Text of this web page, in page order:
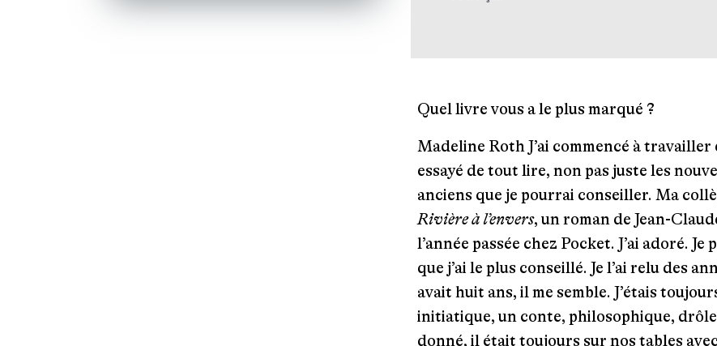
Quel livre vous a le plus marqué ?
Madeline RothJ’ai commencé à
essayé de tout lire, non pas juste les
anciens que je pourrai conseiller. Ma
Rivière à l’envers, un roman de Jean-
l’année passée chez Pocket. J’ai adoré. Je
que j’ai le plus conseillé. Je l’ai relu des
avait huit ans, il me semble. J’étais
initiatique, un conte, philosophique,
donné, il était toujours sur nos tables